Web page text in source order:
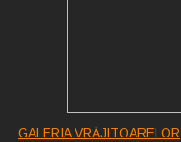
GALERIA VRĂJITOARELOR